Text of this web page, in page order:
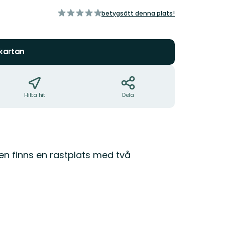
av
betygsätt denna plats!
Hitta hit Dela
finns en rastplats med två